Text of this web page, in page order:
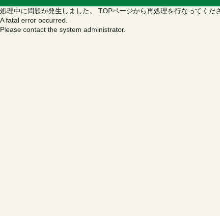
処理中に問題が発生しました。 TOPページから再処理を行なってくだ
A fatal error occurred.
Please contact the system administrator.